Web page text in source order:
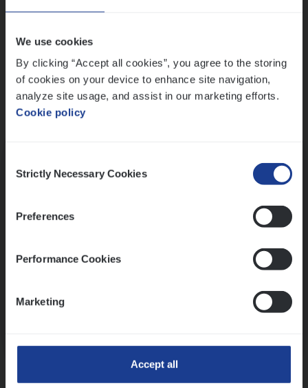
We use cookies
By clicking “Accept all cookies”, you agree to the storing
of cookies on your device to enhance site navigation,
analyze site usage, and assist in our marketing efforts.
Cookie policy
Selection
Strictly Necessary Cookies
Preferences
Performance Cookies
Marketing
Accept all